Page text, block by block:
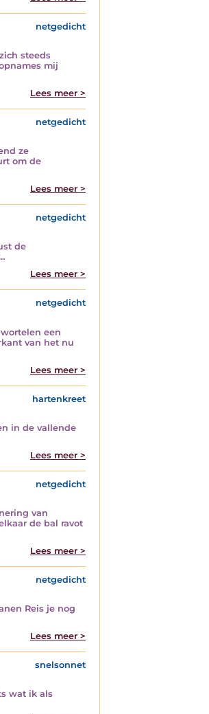
netgedicht
steeds
mij
Lees meer >
netgedicht
ze
om de
Lees meer >
netgedicht
de
Lees meer >
netgedicht
een
van het nu
Lees meer >
hartenkreet
in de vallende
Lees meer >
netgedicht
van
de bal ravot
Lees meer >
netgedicht
Reis je nog
Lees meer >
snelsonnet
wat ik als